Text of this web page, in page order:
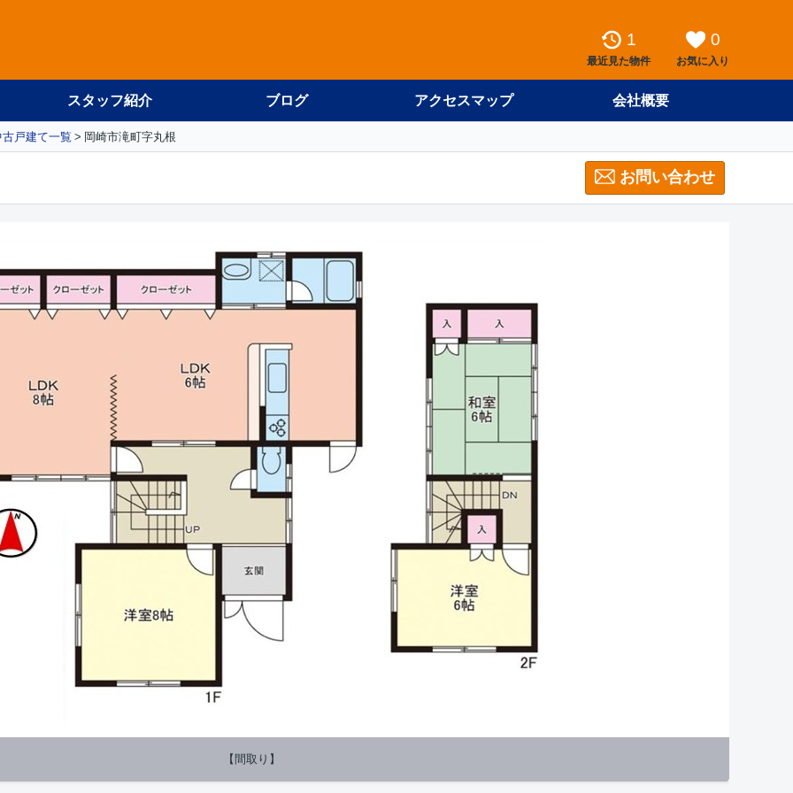
1
最近見た物件
0
お気に入り
スタッフ紹介 ブログ アクセスマップ 会社概要
戸建て一覧 岡崎市滝町字丸根
お問い合わせ
【間取り】